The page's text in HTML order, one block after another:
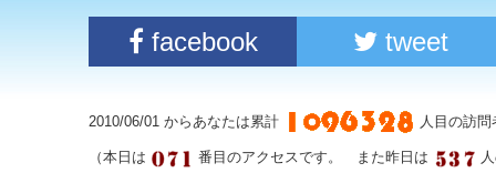
facebook tweet
2010/06/01 からあなたは累計 人目の訪
（本日は 番目のアクセスです。 また昨日は